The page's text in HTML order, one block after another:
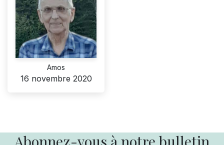
Amos
16 novembre 2020
Abonnez-vous à notre bulletin